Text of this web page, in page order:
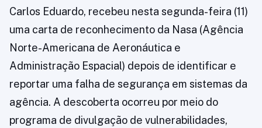
Carlos Eduardo, recebeu nesta segunda-feira (11)
uma carta de reconhecimento da Nasa (Agência
Norte-Americana de Aeronáutica e
Administração Espacial) depois de identificar e
reportar uma falha de segurança em sistemas da
agência. A descoberta ocorreu por meio do
programa de divulgação de vulnerabilidades,